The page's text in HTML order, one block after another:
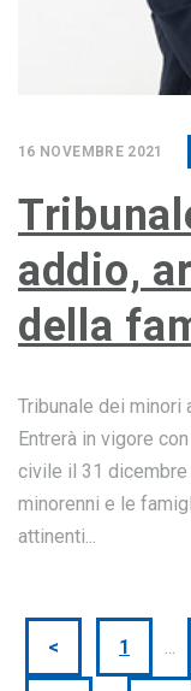
16 NOVEMBRE 2021
addio,
della
Tribunale dei minori
Entrerà in vigore
civile il 31 dicembre
minorenni e le
attinenti...
< 1 ...